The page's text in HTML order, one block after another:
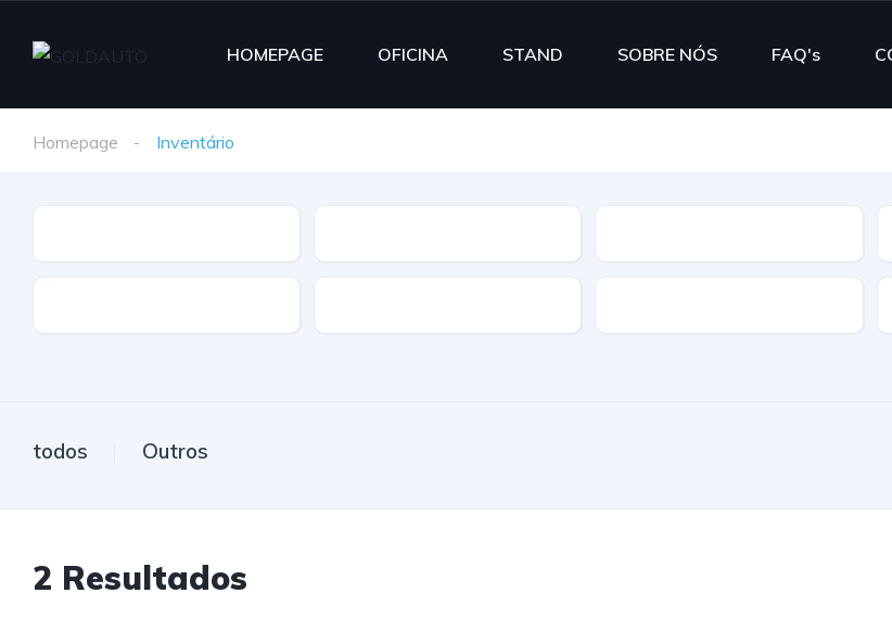
HOMEPAGE OFICINA STAND SOBRE NÓS FAQ's
Homepage Inventário
todos Outros
2 Resultados